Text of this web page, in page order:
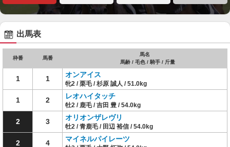
出馬表
枠番 馬番
馬名
馬齢 / 毛色 / 騎手 / 斤量
1 1 オンアイス
牝2 / 栗毛 / 杉原 誠人 / 51.0kg
1 2 レオハイタッチ
牡2 / 鹿毛 / 吉田 豊 / 54.0kg
2 3 オリオンザレヴリ
牡2 / 青鹿毛 / 田辺 裕信 / 54.0kg
2 4 マイネルパイレーツ